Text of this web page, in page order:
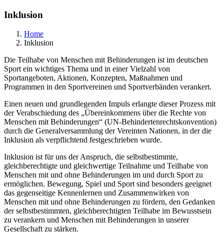
Inklusion
Home
Inklusion
Die Teilhabe von Menschen mit Behinderungen ist im deutschen
Sport ein wichtiges Thema und in einer Vielzahl von
Sportangeboten, Aktionen, Konzepten, Maßnahmen und
Programmen in den Sportvereinen und Sportverbänden verankert.
Einen neuen und grundlegenden Impuls erlangte dieser Prozess mit
der Verabschiedung des „Übereinkommens über die Rechte von
Menschen mit Behinderungen“ (UN-Behindertenrechtskonvention)
durch die Generalversammlung der Vereinten Nationen, in der die
Inklusion als verpflichtend festgeschrieben wurde.
Inklusion ist für uns der Anspruch, die selbstbestimmte,
gleichberechtigte und gleichwertige Teilnahme und Teilhabe von
Menschen mit und ohne Behinderungen im und durch Sport zu
ermöglichen. Bewegung, Spiel und Sport sind besonders geeignet
das gegenseitige Kennenlernen und Zusammenwirken von
Menschen mit und ohne Behinderungen zu fördern, den Gedanken
der selbstbestimmten, gleichberechtigten Teilhabe im Bewusstsein
zu verankern und Menschen mit Behinderungen in unserer
Gesellschaft zu stärken.